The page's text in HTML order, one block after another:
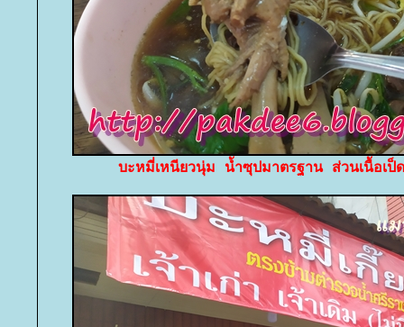
บะหมี่เหนียวนุ่ม น้ำซุปมาตรฐาน ส่วนเนื้อเป็ด